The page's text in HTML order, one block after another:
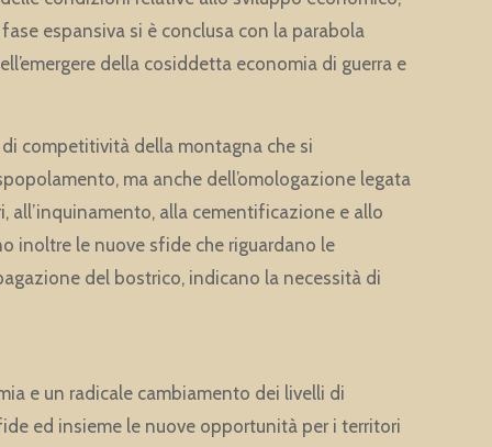
espansiva si è conclusa con la parabola
della cosiddetta economia di guerra e
competitività della montagna che si
ma anche dell’omologazione legata
all’inquinamento, alla cementificazione e allo
inoltre le nuove sfide che riguardano le
del bostrico, indicano la necessità di
e un radicale cambiamento dei livelli di
ed insieme le nuove opportunità per i territori